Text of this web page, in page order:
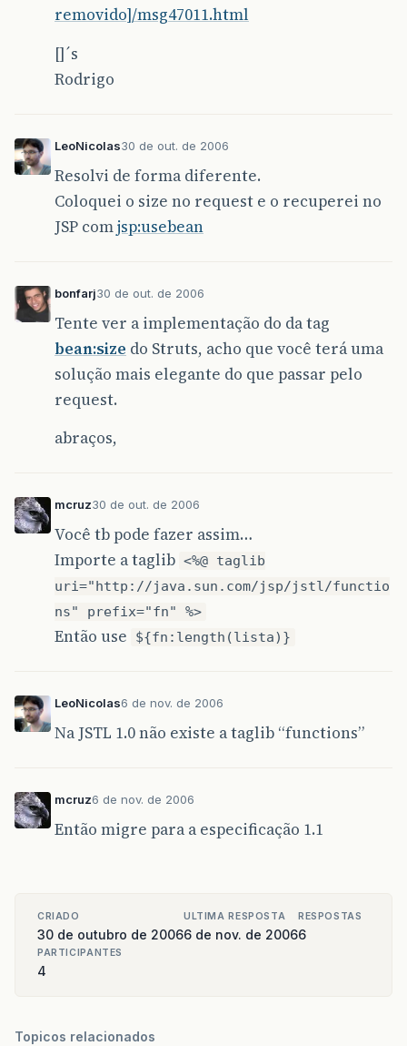
removido]/msg47011.html
[]´s
Rodrigo
LeoNicolas30 de out. de 2006
Resolvi de forma diferente.
Coloquei o size no request e o recuperei no
JSP comjsp:usebean
bonfarj30 de out. de 2006
Tente ver a implementação do da tag
bean:size do Struts, acho que você terá uma
solução mais elegante do que passar pelo
request.
abraços,
mcruz30 de out. de 2006
Você tb pode fazer assim…
Importe a taglib <%@ taglib
uri="http://java.sun.com/jsp/jstl/functio
ns" prefix="fn" %>
Então use ${fn:length(lista)}
LeoNicolas6 de nov. de 2006
Na JSTL 1.0 não existe a taglib “functions”
mcruz6 de nov. de 2006
Então migre para a especificação 1.1
CRIADO
30 de outubro de 2006
ULTIMA RESPOSTA
6 de nov. de 2006
RESPOSTAS
6
PARTICIPANTES
4
Topicos relacionados